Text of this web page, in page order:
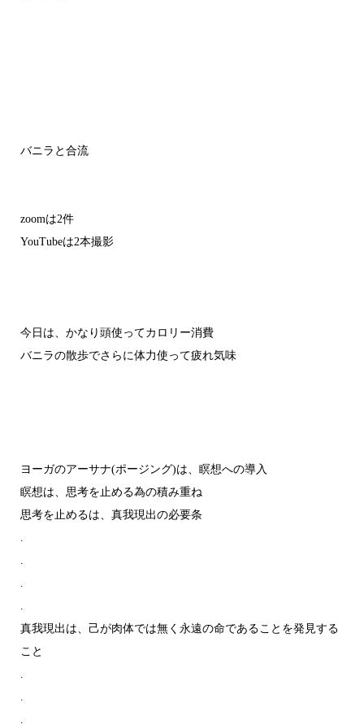
バニラと合流
zoomは2件
YouTubeは2本撮影
今日は、かなり頭使ってカロリー消費
バニラの散歩でさらに体力使って疲れ気味
ヨーガのアーサナ(ポージング)は、瞑想への導入
瞑想は、思考を止める為の積み重ね
思考を止めるは、真我現出の必要条
.
.
.
.
真我現出は、己が肉体では無く永遠の命であることを発見する
こと
.
.
.